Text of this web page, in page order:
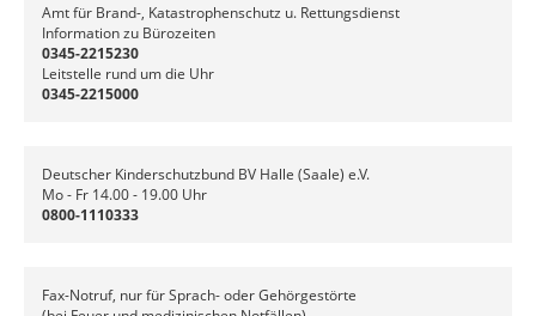
Amt für Brand-, Katastrophenschutz u. Rettungsdienst
Information zu Bürozeiten
0345-2215230
Leitstelle rund um die Uhr
0345-2215000
Deutscher Kinderschutzbund BV Halle (Saale) e.V.
Mo - Fr 14.00 - 19.00 Uhr
0800-1110333
Fax-Notruf, nur für Sprach- oder Gehörgestörte